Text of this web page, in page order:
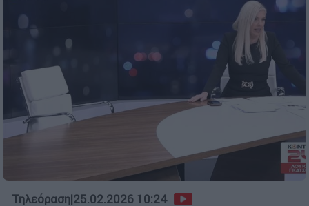
Τηλεόραση|25.02.2026 10:24